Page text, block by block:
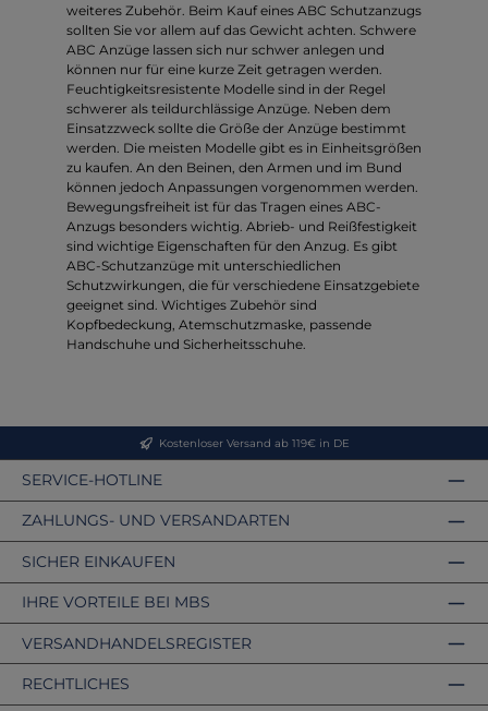
weiteres Zubehör. Beim Kauf eines ABC Schutzanzugs
sollten Sie vor allem auf das Gewicht achten. Schwere
ABC Anzüge lassen sich nur schwer anlegen und
können nur für eine kurze Zeit getragen werden.
Feuchtigkeitsresistente Modelle sind in der Regel
schwerer als teildurchlässige Anzüge. Neben dem
Einsatzzweck sollte die Größe der Anzüge bestimmt
werden. Die meisten Modelle gibt es in Einheitsgrößen
zu kaufen. An den Beinen, den Armen und im Bund
können jedoch Anpassungen vorgenommen werden.
Bewegungsfreiheit ist für das Tragen eines ABC-
Anzugs besonders wichtig. Abrieb- und Reißfestigkeit
sind wichtige Eigenschaften für den Anzug. Es gibt
ABC-Schutzanzüge mit unterschiedlichen
Schutzwirkungen, die für verschiedene Einsatzgebiete
geeignet sind. Wichtiges Zubehör sind
Kopfbedeckung, Atemschutzmaske, passende
Handschuhe und Sicherheitsschuhe.
Kostenloser Versand ab 119€ in DE
SERVICE-HOTLINE
ZAHLUNGS- UND VERSANDARTEN
VERSANDHANDELSREGISTER
SICHER EINKAUFEN
IHRE VORTEILE BEI MBS
RECHTLICHES